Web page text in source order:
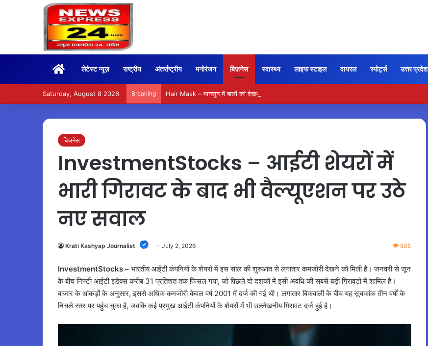
Homeलेटेस्ट न्यूज़ राष्ट्रीय अंतर्राष्ट्रीय मनोरंजन बिज़नेस स्वास्थ्य लाइफ स्टाइल वायरल स्पोर्ट्स उत्तर प्रदेश
Saturday, August 8 2026 Breaking Hair Mask – मानसून में बालों की देखभाल के लिए आजमाएं अंडे का मास्क
बिज़नेस
InvestmentStocks – आईटी शेयरों में
भारी गिरावट के बाद भी वैल्यूएशन पर उठे
नए सवाल
Krati Kashyap Journalist July 2, 2026 505
InvestmentStocks – भारतीय आईटी कंपनियों के शेयरों में इस साल की शुरुआत से लगातार कमजोरी देखने को मिली है। जनवरी से जून
के बीच निफ्टी आईटी इंडेक्स करीब 31 प्रतिशत तक फिसल गया, जो पिछले दो दशकों में इसी अवधि की सबसे बड़ी गिरावटों में शामिल है।
बाजार के आंकड़ों के अनुसार, इससे अधिक कमजोरी केवल वर्ष 2001 में दर्ज की गई थी। लगातार बिकवाली के बीच यह सूचकांक तीन वर्षों के
निचले स्तर पर पहुंच चुका है, जबकि कई प्रमुख आईटी कंपनियों के शेयरों में भी उल्लेखनीय गिरावट दर्ज हुई है।